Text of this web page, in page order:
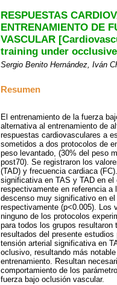
RESPUESTAS
ENTRENAMIENTO DE
VASCULAR
training under
Sergio Benito Hernández, Iván
Resumen
El entrenamiento de la fuerza
alternativa al entrenamiento de
respuestas cardiovasculares a
sometidos a dos protocolos de
peso levantado, (30% del peso
post70). Se registraron los
(TAD) y frecuencia cardiaca
significativa en TAS y TAD en
respectivamente en referencia
descenso muy significativo en
respectivamente (p<0.005). Los
ninguno de los protocolos
para todos los grupos
resultados del presente
tensión arterial significativa en
oclusivo, resultando más
entrenamiento. Resultan
comportamiento de los
fuerza bajo oclusión vascular.